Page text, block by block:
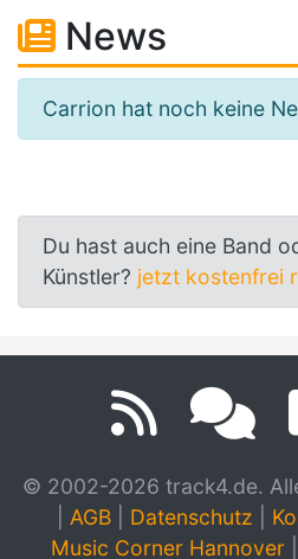
News
Carrion hat noch keine
Du hast auch eine Band
Künstler? jetzt kostenfrei
© 2002-2026 track4.de.
AGB Datenschutz
Music Corner Hannover